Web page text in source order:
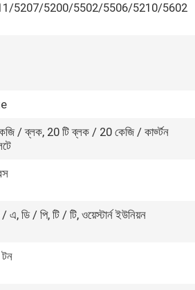
5207/5200/5502/5506/5210/5602
/ ব্লক, 20 টি ব্লক / 20 কেজি / কার্ড্টন
ডি / পি, টি / টি, ওয়েস্টার্ন ইউনিয়ন